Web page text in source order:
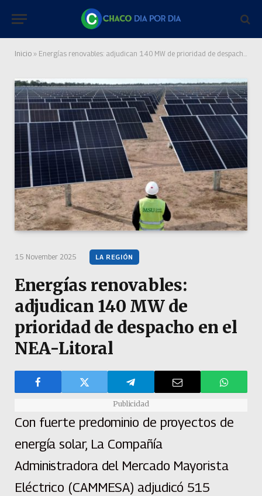
Inicio » Energías renovables: adjudican 140 MW de prioridad de despacho en el NEA-Litoral
15 November 2025 LA REGIÓN
Energías renovables:
adjudican 140 MW de
prioridad de despacho en el
NEA-Litoral
Publicidad
Con fuerte predominio de proyectos de
energía solar, La Compañía
Administradora del Mercado Mayorista
Eléctrico (CAMMESA) adjudicó 515